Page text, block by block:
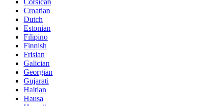
Corsican
Croatian
Dutch
Estonian
Filipino
Finnish
Frisian
Galician
Georgian
Gujarati
Haitian
Hausa